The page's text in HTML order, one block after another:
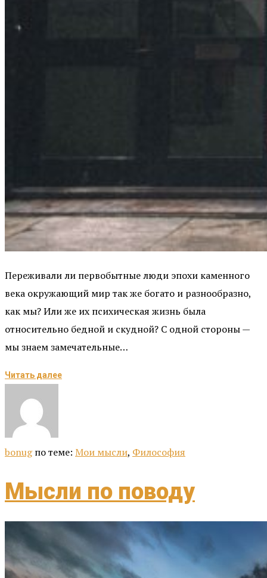
Переживали ли первобытные люди эпохи каменного
века окружающий мир так же богато и разнообразно,
как мы? Или же их психическая жизнь была
относительно бедной и скудной? С одной стороны —
мы знаем замечательные…
Читать далее
bonug по теме: Мои мысли, Философия
Мысли по поводу